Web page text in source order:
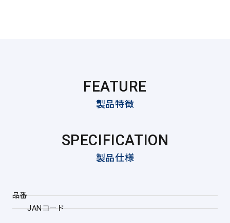
FEATURE
製品特徴
SPECIFICATION
製品仕様
品番
JANコード